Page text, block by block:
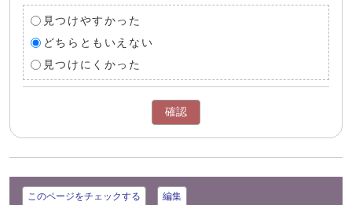
見つけやすかった
どちらともいえない
見つけにくかった
確認
このページをチェックする 編集